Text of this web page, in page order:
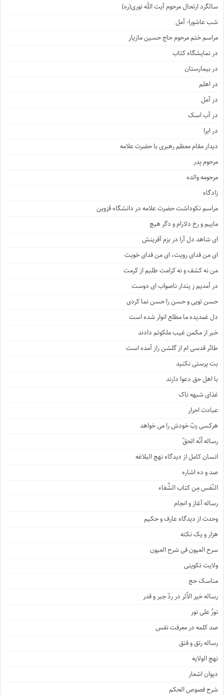
سالگرد ارتحال مرحوم آیت الله نوری(ره)
شب عاشورا- آمل
مراسم ختم مرحوم حاج حسین مازیار
در نمایشگاه کتاب
در بیمارستان
در اهلم
در آمل
در آب اسک
در ایرا
دیدار مقام معظم رهبری با حضرت علامه
مرحوم پدر
مرحومه والده
زادگاه
مراسم نکوداشت حضرت علامه در دانشگاه قزوین
ماییم و رخ دلارام و دگر هیچ
ای شاهد دل آرا در بزم آفرینش
ای من فدای رویت، ای من فدای خویت
من نه کشف و نه کرامت طلبم از کرمت
در آمدیم ز پندار ناصواب ای دوست
حسن تویی و حسن را حسن نما کردی
دل غمدیده ما مطلع انوار شده است
خبر از مکمن غیب ملکوتم دادند
طائر قدسی ام از گلشن راز آمده است
بت پرستی نکنید
با اهل حق دعوا دارند
غذای شبهه ناک
عبادت احرار
هرکسی ربّ خودش را می خواهد
رساله أنّه الحقّ
انسان کامل از دیدگاه نهج البلاغه
صد و ده اشاره
النّفس مِن کتاب الشِّفاء
رساله آغاز و انجام
وحدت از دیدگاه عارف و حکیم
هزار و یک نکته
سرح العیون فی شرح العیون
ولایت تکوینی
مناسک حج
رساله خیر الأثر در ردّ جبر و قدر
نورٌ علی نور
صد کلمه در معرفت نفس
رساله رتق و فتق
نهج الولایه
دیوان اشعار
شرح فصوص الحکم